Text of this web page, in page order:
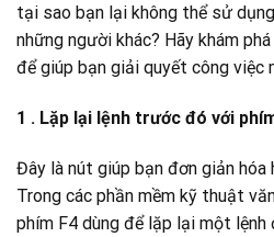
tại sao bạn lại không thể sử
những người khác? Hãy khám
để giúp bạn giải quyết công việc
1 . Lặp lại lệnh trước đó với
Đây là nút giúp bạn đơn giản hóa
Trong các phần mềm kỹ thuật
phím F4 dùng để lặp lại một lệnh